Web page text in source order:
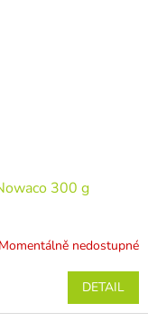
300 g
Momentálně nedostupné
DETAIL